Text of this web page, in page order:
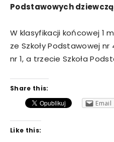
Podstawowych
W klasyfikacji końcowej 1
ze Szkoły Podstawowej nr
nr 1, a trzecie Szkoła
Share this:
Email
Like this: